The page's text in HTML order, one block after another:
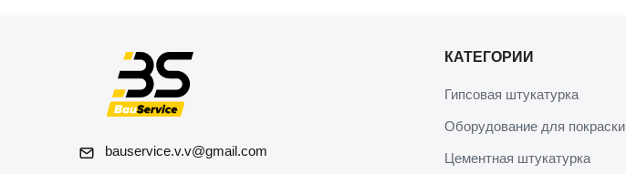
bauservice.v.v@gmail.com
КАТЕГОРИИ
Гипсовая штукатурка
Оборудование для покраски
Цементная штукатурка